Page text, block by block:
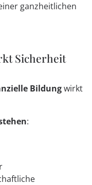
ganzheitlichen
Sicherheit
Bildungwirkt
: